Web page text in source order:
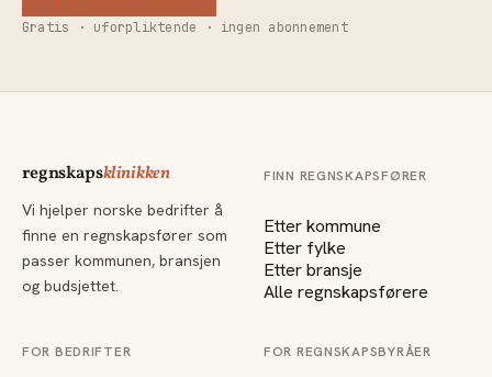
Gratis · uforpliktende · ingen abonnement
regnskapsklinikken
Vi hjelper norske bedrifter å
finne en regnskapsfører som
passer kommunen, bransjen
og budsjettet.
FINN REGNSKAPSFØRER
Etter kommune
Etter fylke
Etter bransje
Alle regnskapsførere
FOR BEDRIFTER FOR REGNSKAPSBYRÅER